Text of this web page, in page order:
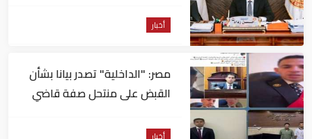
أخبار
مصر: "الداخلية" تصدر بيانا بشأن
القبض على منتحل صفة قاضي
أخبار